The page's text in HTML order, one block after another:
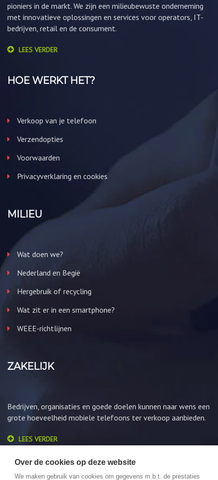
pioniers in de markt. We zijn een milieubewuste onderneming
met innovatieve oplossingen en services voor operators, IT-
bedrijven, retail en de consument.
LEES VERDER
HOE WERKT HET?
Verkoop van je telefoon
Verzendopties
Voorwaarden
Privacyverklaring en cookies
MILIEU
Wat doen we?
Nederland en Begië
Hergebruik of recycling
Wat zit er in een smartphone?
WEEE-richtlijnen
ZAKELIJK
Bedrijven, organisaties en goede doelen kunnen naar wens een
grote hoeveelheid mobiele telefoons ter verkoop aanbieden.
LEES VERDER
Over de cookies op deze website
We maken gebruik van cookies om gegevens m.b.t. de prestaties